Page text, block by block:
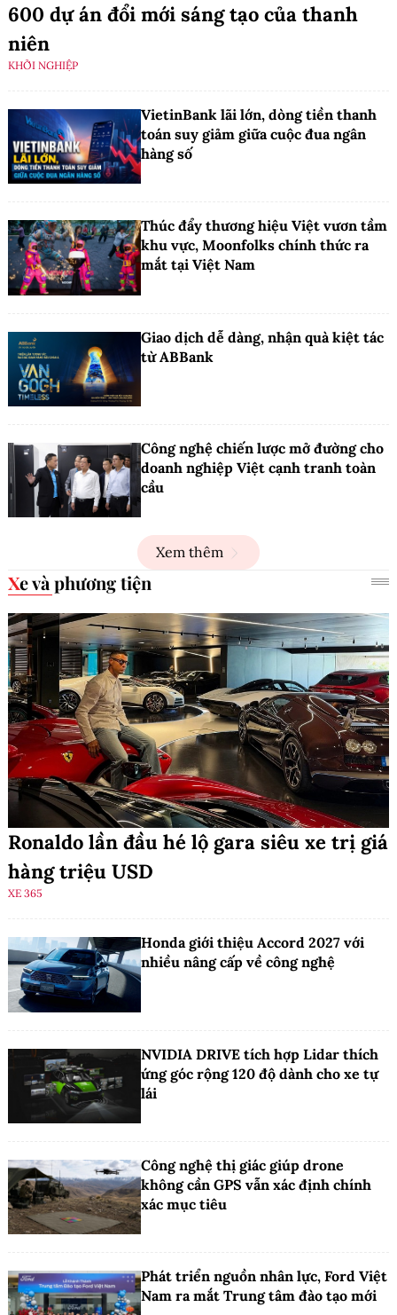
600 dự án đổi mới sáng tạo của thanh
niên
KHỞI NGHIỆP
VietinBank lãi lớn, dòng tiền thanh
toán suy giảm giữa cuộc đua ngân
hàng số
Thúc đẩy thương hiệu Việt vươn tầm
khu vực, Moonfolks chính thức ra
mắt tại Việt Nam
Giao dịch dễ dàng, nhận quà kiệt tác
từ ABBank
Công nghệ chiến lược mở đường cho
doanh nghiệp Việt cạnh tranh toàn
cầu
Xem thêm
Xe và phương tiện
Ronaldo lần đầu hé lộ gara siêu xe trị giá
hàng triệu USD
XE 365
Honda giới thiệu Accord 2027 với
nhiều nâng cấp về công nghệ
NVIDIA DRIVE tích hợp Lidar thích
ứng góc rộng 120 độ dành cho xe tự
lái
Công nghệ thị giác giúp drone
không cần GPS vẫn xác định chính
xác mục tiêu
Phát triển nguồn nhân lực, Ford Việt
Nam ra mắt Trung tâm đào tạo mới